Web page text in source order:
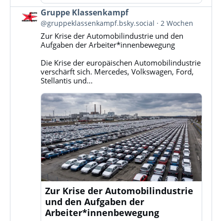
Beitrag
von
Gruppe
Klassenkampf
Bluesky
ansehen
Gruppe Klassenkampf
@gruppeklassenkampf.bsky.social 2 Wochen
Zur Krise der Automobilindustrie und den
Aufgaben der Arbeiter*innenbewegung
Die Krise der europäischen Automobilindustrie
verschärft sich. Mercedes, Volkswagen, Ford,
Stellantis und...
Zur Krise der Automobilindustrie
und den Aufgaben der
Arbeiter*innenbewegung